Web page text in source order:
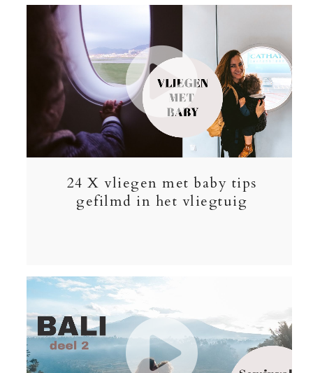
24 X vliegen met baby tips
gefilmd in het vliegtuig